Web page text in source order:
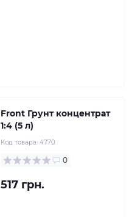
Front Грунт концентрат
1:4 (5 л)
Код товара: 4770
0
517 грн.